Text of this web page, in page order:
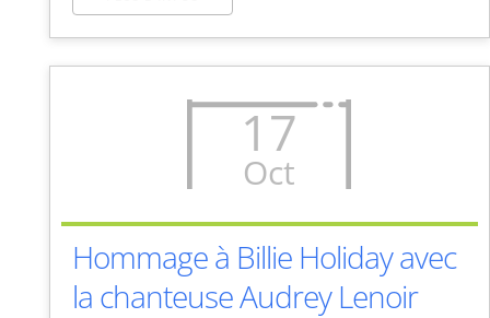
17
Oct
Hommage à Billie Holiday avec
la chanteuse Audrey Lenoir